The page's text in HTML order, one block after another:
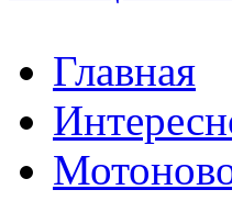
Главная